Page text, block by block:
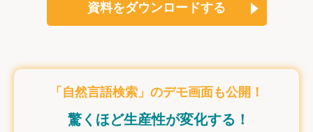
資料をダウンロードする
「自然言語検索」のデモ画面も公開！
驚くほど生産性が変化する！